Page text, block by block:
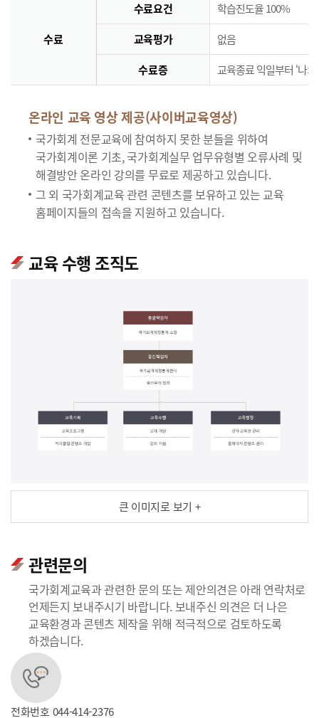
수료
수료요건 학습진도율 100%
교육평가 없음
수료증 교육종료 익일부터 ‘나
온라인 교육 영상 제공(사이버교육영상)
국가회계 전문교육에 참여하지 못한 분들을 위하여
국가회계이론 기초, 국가회계실무 업무유형별 오류사례 및
해결방안 온라인 강의를 무료로 제공하고 있습니다.
그 외 국가회계교육 관련 콘텐츠를 보유하고 있는 교육
홈페이지들의 접속을 지원하고 있습니다.
교육 수행 조직도
큰 이미지로 보기 +
관련문의
국가회계교육과 관련한 문의 또는 제안의견은 아래 연락처로
언제든지 보내주시기 바랍니다. 보내주신 의견은 더 나은
교육환경과 콘텐츠 제작을 위해 적극적으로 검토하도록
하겠습니다.
전화번호 044-414-2376